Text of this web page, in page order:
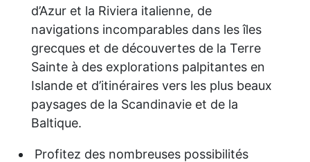
d’Azur et la Riviera italienne, de
navigations incomparables dans les îles
grecques et de découvertes de la Terre
Sainte à des explorations palpitantes en
Islande et d’itinéraires vers les plus beaux
paysages de la Scandinavie et de la
Baltique.
Profitez des nombreuses possibilités